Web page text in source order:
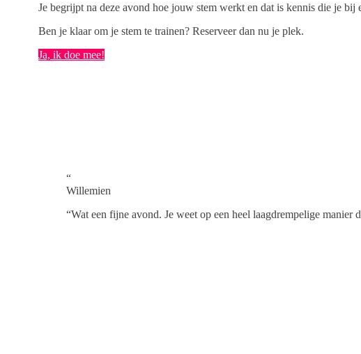
Je begrijpt na deze avond hoe jouw stem werkt en dat is kennis die je
Ben je klaar om je stem te trainen? Reserveer dan nu je plek.
Ja, ik doe mee!
“
Willemien
“Wat een fijne avond. Je weet op een heel laagdrempelige